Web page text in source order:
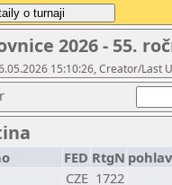
2026 - 55.
15:10:26, Creator/Last
FED RtgN
CZE 1722